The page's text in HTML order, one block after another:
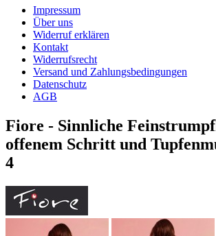
Impressum
Über uns
Widerruf erklären
Kontakt
Widerrufsrecht
Versand und Zahlungsbedingungen
Datenschutz
AGB
Fiore - Sinnliche
offenem Schritt und
4